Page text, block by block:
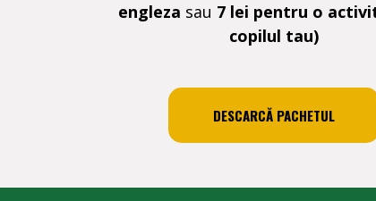
engleza sau 7 lei pentru o
copilul tau)
DESCARCĂ PACHETUL